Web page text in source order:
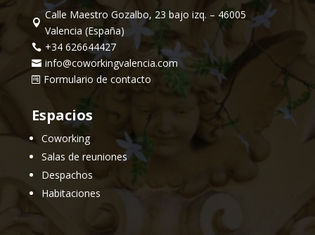

Calle Maestro Gozalbo, 23 bajo izq. – 46005
Valencia (España)
 +34 626644427
 info@coworkingvalencia.com
 Formulario de contacto
Espacios
Coworking
Salas de reuniones
Despachos
Habitaciones